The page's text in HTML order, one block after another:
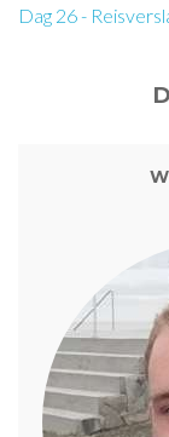
Dag 26 -